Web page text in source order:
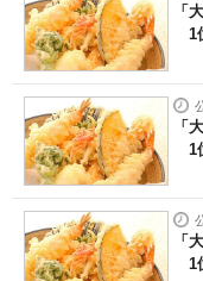
「
1
「
1
「
1